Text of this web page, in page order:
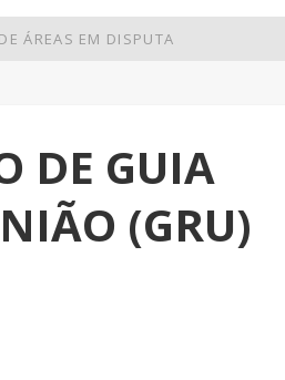
ÁREAS EM DISPUTA
R$ 165 MILHÕES
DE GUIA
(GRU)